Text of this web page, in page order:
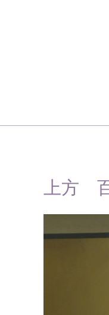
上方